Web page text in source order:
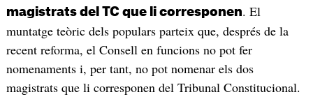
magistrats del TC que li corresponen. El
muntatge teòric dels populars parteix que, després de la
recent reforma, el Consell en funcions no pot fer
nomenaments i, per tant, no pot nomenar els dos
magistrats que li corresponen del Tribunal Constitucional.